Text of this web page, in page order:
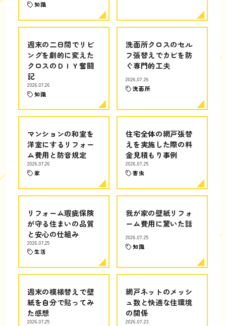
知識
週末の二日間でリビ
ングを劇的に変えた
クロスのＤＩＹ奮闘
記
2026.07.26
知識
洗面所クロスのセル
フ張替えでカビを防
ぐ専門的工夫
2026.07.26
洗面所
マンションの和室を
洋室にするリフォー
ム費用と防音規定
2026.07.26
家
住宅全体の網戸張替
えを実施した際の料
金見積もり事例
2026.07.25
害虫
リフォーム瑕疵保険
が守る住まいの品質
と安心の仕組み
2026.07.25
生活
我が家の壁紙リフォ
ーム費用に驚いた話
2026.07.25
知識
週末の模様替えで壁
紙を自分で貼ってみ
た感想
2026.07.25
網戸ネットのメッシ
ュ数と快適な住環境
の関係
2026.07.23